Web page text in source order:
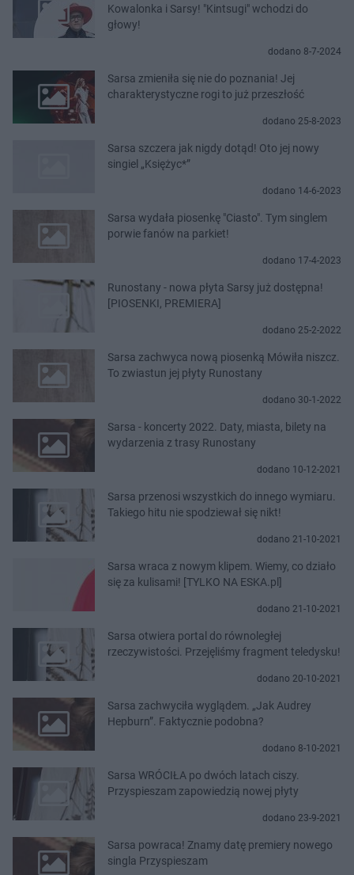
Kowalonka i Sarsy! "Kintsugi" wchodzi do
głowy!
dodano 8-7-2024
Sarsa zmieniła się nie do poznania! Jej
charakterystyczne rogi to już przeszłość
dodano 25-8-2023
Sarsa szczera jak nigdy dotąd! Oto jej nowy
singiel „Księżyc*”
dodano 14-6-2023
Sarsa wydała piosenkę "Ciasto". Tym singlem
porwie fanów na parkiet!
dodano 17-4-2023
Runostany - nowa płyta Sarsy już dostępna!
[PIOSENKI, PREMIERA]
dodano 25-2-2022
Sarsa zachwyca nową piosenką Mówiła niszcz.
To zwiastun jej płyty Runostany
dodano 30-1-2022
Sarsa - koncerty 2022. Daty, miasta, bilety na
wydarzenia z trasy Runostany
dodano 10-12-2021
Sarsa przenosi wszystkich do innego wymiaru.
Takiego hitu nie spodziewał się nikt!
dodano 21-10-2021
Sarsa wraca z nowym klipem. Wiemy, co działo
się za kulisami! [TYLKO NA ESKA.pl]
dodano 21-10-2021
Sarsa otwiera portal do równoległej
rzeczywistości. Przejęliśmy fragment teledysku!
dodano 20-10-2021
Sarsa zachwyciła wyglądem. „Jak Audrey
Hepburn”. Faktycznie podobna?
dodano 8-10-2021
Sarsa WRÓCIŁA po dwóch latach ciszy.
Przyspieszam zapowiedzią nowej płyty
dodano 23-9-2021
Sarsa powraca! Znamy datę premiery nowego
singla Przyspieszam